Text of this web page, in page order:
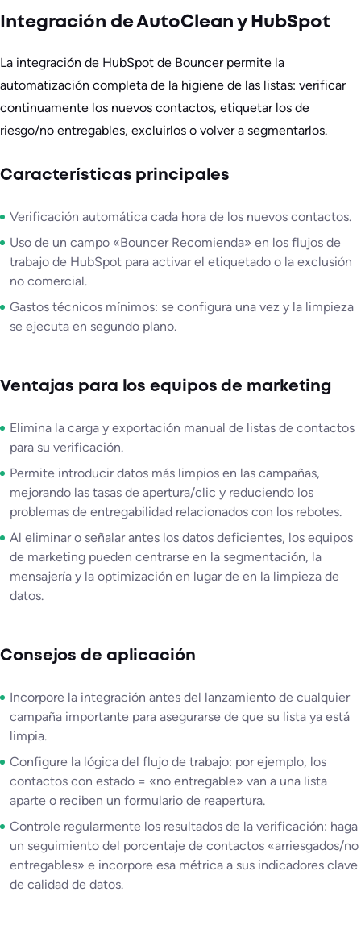
Integración de AutoClean y HubSpot
La integración de HubSpot de Bouncer permite la
automatización completa de la higiene de las listas: verificar
continuamente los nuevos contactos, etiquetar los de
riesgo/no entregables, excluirlos o volver a segmentarlos.
Características principales
Verificación automática cada hora de los nuevos contactos.
Uso de un campo «Bouncer Recomienda» en los flujos de
trabajo de HubSpot para activar el etiquetado o la exclusión
no comercial.
Gastos técnicos mínimos: se configura una vez y la limpieza
se ejecuta en segundo plano.
Ventajas para los equipos de marketing
Elimina la carga y exportación manual de listas de contactos
para su verificación.
Permite introducir datos más limpios en las campañas,
mejorando las tasas de apertura/clic y reduciendo los
problemas de entregabilidad relacionados con los rebotes.
Al eliminar o señalar antes los datos deficientes, los equipos
de marketing pueden centrarse en la segmentación, la
mensajería y la optimización en lugar de en la limpieza de
datos.
Consejos de aplicación
Incorpore la integración antes del lanzamiento de cualquier
campaña importante para asegurarse de que su lista ya está
limpia.
Configure la lógica del flujo de trabajo: por ejemplo, los
contactos con estado = «no entregable» van a una lista
aparte o reciben un formulario de reapertura.
Controle regularmente los resultados de la verificación: haga
un seguimiento del porcentaje de contactos «arriesgados/no
entregables» e incorpore esa métrica a sus indicadores clave
de calidad de datos.